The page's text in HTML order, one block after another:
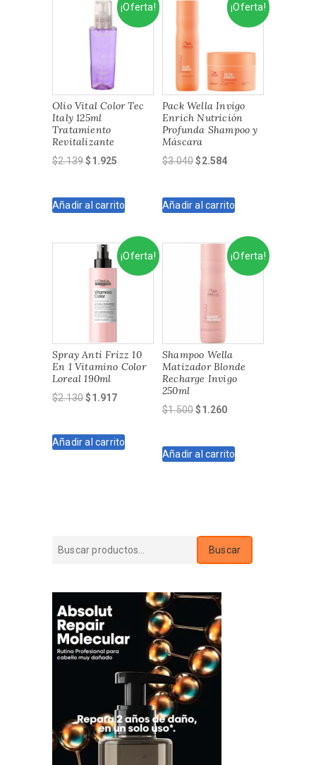
¡Oferta!
Olio Vital Color Tec
Italy 125ml
Tratamiento
Revitalizante
$2.139El
era:
$1.925
es:
Añadir al carrito
¡Oferta!
Pack Wella Invigo
Enrich Nutrición
Profunda Shampoo y
Máscara
$3.040El
era:
$2.584El
es:
Añadir al carrito
¡Oferta!
Spray Anti Frizz 10
En 1 Vitamino Color
Loreal 190ml
$2.130El
era:
$1.917El
es:
Añadir al carrito
¡Oferta!
Shampoo Wella
Matizador Blonde
Recharge Invigo
250ml
$1.500El
era:
$1.260El
es:
Añadir al carrito
Buscar
Buscar